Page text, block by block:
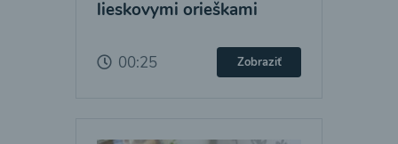
lieskovymi orieškami
00:25 Zobraziť